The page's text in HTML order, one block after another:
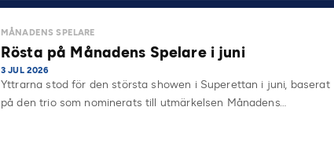
MÅNADENS SPELARE
Rösta på Månadens Spelare i juni
3 JUL 2026
Yttrarna stod för den största showen i Superettan i juni, baserat
på den trio som nominerats till utmärkelsen Månadens…